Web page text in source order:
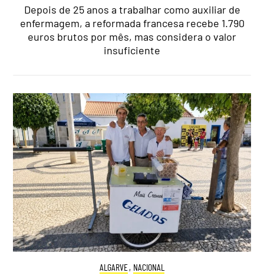
Depois de 25 anos a trabalhar como auxiliar de
enfermagem, a reformada francesa recebe 1.790
euros brutos por mês, mas considera o valor
insuficiente
ALGARVE, NACIONAL